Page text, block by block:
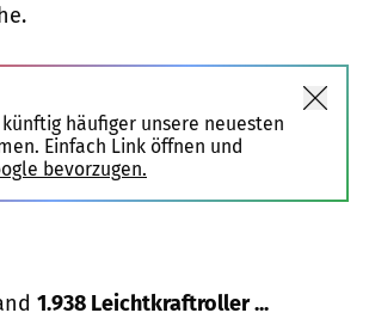
künftig häufiger unsere neuesten
Einfach Link öffnen und
bevorzugen.
1.938 Leichtkraftroller ...